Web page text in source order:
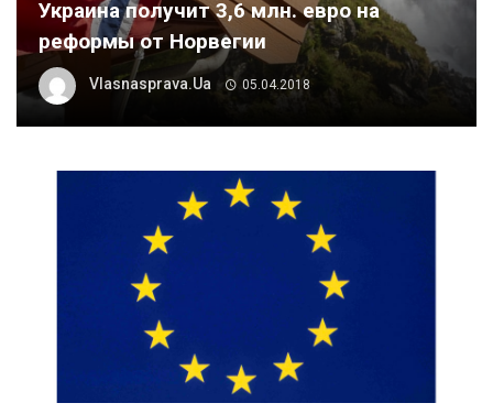
Украина получит 3,6 млн. евро на
реформы от Норвегии
Vlasnasprava.ua 05.04.2018